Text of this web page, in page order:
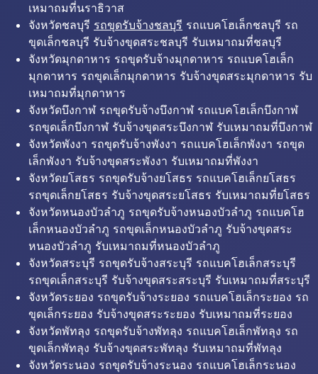
เหมาถมที่นราธิวาส
จังหวัดชลบุรี รถขุดรับจ้างชลบุรี รถแบคโฮเล็กชลบุรี รถ
ขุดเล็กชลบุรี รับจ้างขุดสระชลบุรี รับเหมาถมที่ชลบุรี
จังหวัดมุกดาหาร รถขุดรับจ้างมุกดาหาร รถแบคโฮเล็ก
มุกดาหาร รถขุดเล็กมุกดาหาร รับจ้างขุดสระมุกดาหาร รับ
เหมาถมที่มุกดาหาร
จังหวัดบึงกาฬ รถขุดรับจ้างบึงกาฬ รถแบคโฮเล็กบึงกาฬ
รถขุดเล็กบึงกาฬ รับจ้างขุดสระบึงกาฬ รับเหมาถมที่บึงกาฬ
จังหวัดพังงา รถขุดรับจ้างพังงา รถแบคโฮเล็กพังงา รถขุด
เล็กพังงา รับจ้างขุดสระพังงา รับเหมาถมที่พังงา
จังหวัดยโสธร รถขุดรับจ้างยโสธร รถแบคโฮเล็กยโสธร
รถขุดเล็กยโสธร รับจ้างขุดสระยโสธร รับเหมาถมที่ยโสธร
จังหวัดหนองบัวลำภู รถขุดรับจ้างหนองบัวลำภู รถแบคโฮ
เล็กหนองบัวลำภู รถขุดเล็กหนองบัวลำภู รับจ้างขุดสระ
หนองบัวลำภู รับเหมาถมที่หนองบัวลำภู
จังหวัดสระบุรี รถขุดรับจ้างสระบุรี รถแบคโฮเล็กสระบุรี
รถขุดเล็กสระบุรี รับจ้างขุดสระสระบุรี รับเหมาถมที่สระบุรี
จังหวัดระยอง รถขุดรับจ้างระยอง รถแบคโฮเล็กระยอง รถ
ขุดเล็กระยอง รับจ้างขุดสระระยอง รับเหมาถมที่ระยอง
จังหวัดพัทลุง รถขุดรับจ้างพัทลุง รถแบคโฮเล็กพัทลุง รถ
ขุดเล็กพัทลุง รับจ้างขุดสระพัทลุง รับเหมาถมที่พัทลุง
จังหวัดระนอง รถขุดรับจ้างระนอง รถแบคโฮเล็กระนอง